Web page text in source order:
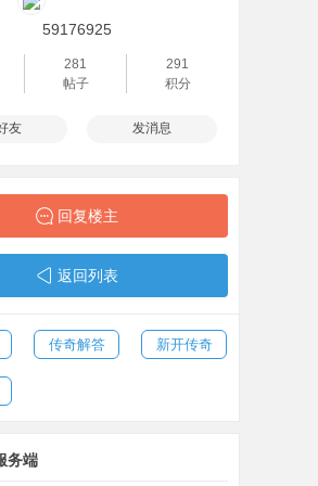
59176925
281
帖子
291
积分
友 发消息
回复楼主
返回列表
传奇解答 新开传奇
务端